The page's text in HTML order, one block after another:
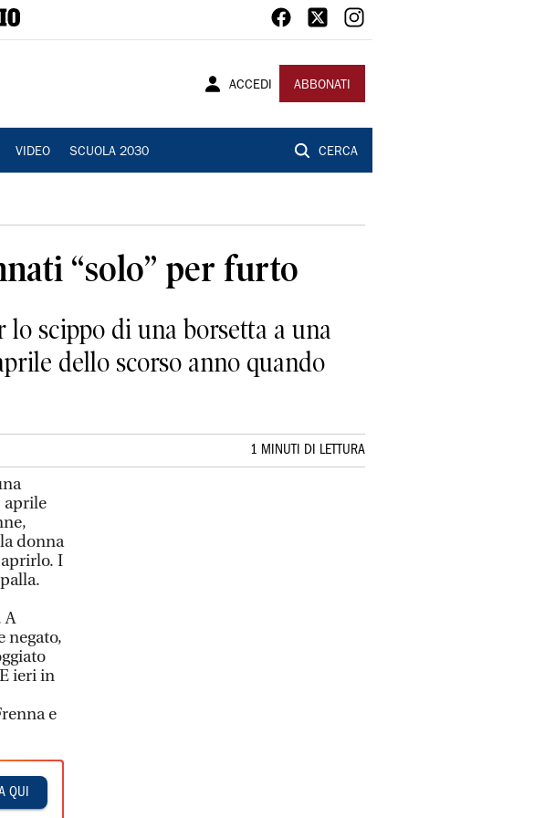
ACCEDI ABBONATI
VIDEO SCUOLA 2030 CERCA
“solo” per furto
lo scippo di una borsetta a una
dello scorso anno quando
1 MINUTI DI LETTURA
aprile
donna
I
A
negato,
ieri in
e
QUI